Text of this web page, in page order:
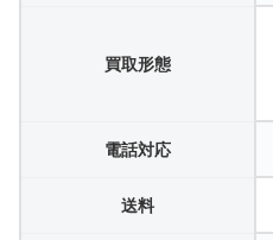
買取形態
電話対応
送料